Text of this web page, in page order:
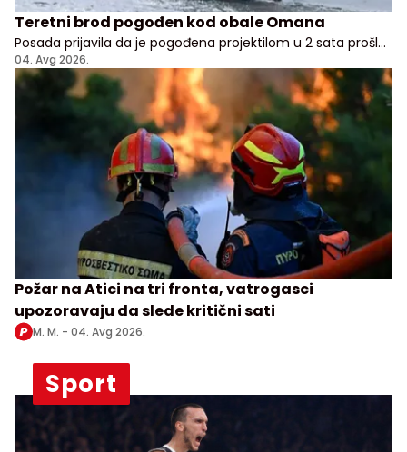
Teretni brod pogođen kod obale Omana
Posada prijavila da je pogođena projektilom u 2 sata prošle
noći, nema potvrde odakle je napad pokrenut
04. Avg 2026.
Požar na Atici na tri fronta, vatrogasci
upozoravaju da slede kritični sati
M. M. - 04. Avg 2026.
Sport